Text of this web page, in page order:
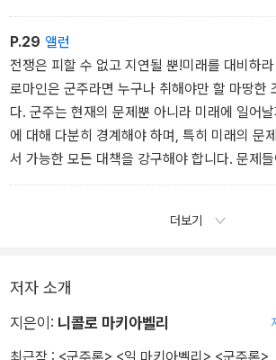
을 빼앗길까 두려워 오히려 군주에게 말썽거리
게 됩니다.
히 복수할 엄두조차 내지 못하기 때문입니다.
야 한다면, 복수를 걱정할 필요도 없을 정도로
니다.
P.29 앨런
전쟁은 피할 수 없고 지연될 뿐!미래를 대비하라
로마인은 군주라면 누구나 취해야만 할 마땅한
다. 군주는 현재의 문제뿐 아니라 미래에 일어
에 대해 다분히 경계해야 하며, 특히 미래의 문
서 가능한 모든 대책을 강구해야 합니다. 문제
초의 징후를 감지하면 대책을 세우기가 한결 수
제를 해결할 수 없는 지경에 다다를 뿐이기 때문
는 진단하기는 어렵지만 치료하기는 쉬운데 반
서 적절히 치료하지 않으면 시간이 흐름에 따라
는 어려워집니다.
더보기
저자 소개
지은이: 니콜로 마키아벨리